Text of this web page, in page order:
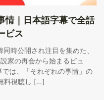
情｜日本語字幕で全話
ビス
時公開され注目を集めた、
家の再会から始まるピュ
は、「それぞれの事情」の
料視聴し […]